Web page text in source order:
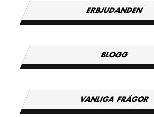
ERBJUDANDEN
BLOGG
VANLIGA FRÅGOR